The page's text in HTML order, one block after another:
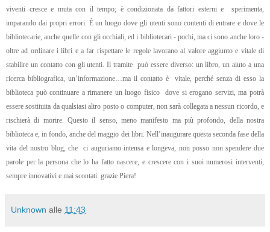
viventi cresce e muta con il tempo; è condizionata da fattori esterni e
sperimenta,
imparando dai propri errori. È un luogo dove gli utenti sono contenti di entrare e dove le
bibliotecarie, anche quelle con gli occhiali, ed i bibliotecari - pochi, ma ci sono anche loro -
oltre ad ordinare i libri e a far rispettare le regole lavorano al valore aggiunto e vitale di
stabilire un contatto con gli utenti. Il tramite può essere diverso: un libro, un aiuto a una
ricerca bibliografica, un’informazione…ma il contatto è
vitale, perché senza di esso la
biblioteca può continuare a rimanere un luogo fisico
dove si erogano servizi, ma potrà
essere sostituita da qualsiasi altro posto o computer, non sarà collegata a nessun ricordo, e
rischierà di morire. Questo il senso, meno manifesto ma più profondo, della nostra
biblioteca e, in fondo, anche del maggio dei libri. Nell’inaugurare questa seconda fase della
vita del nostro blog, che
ci auguriamo intensa e longeva, non posso non spendere due
parole per la persona che lo ha fatto nascere, e crescere con i suoi numerosi interventi,
sempre innovativi e mai scontati: grazie Piera!
Unknown alle 11:43